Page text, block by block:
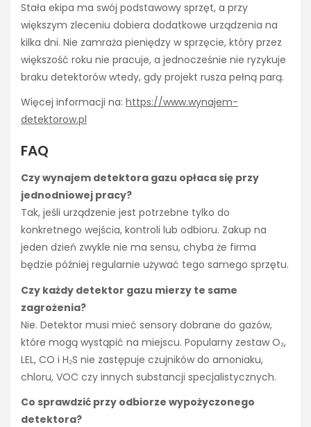
Stała ekipa ma swój podstawowy sprzęt, a przy
większym zleceniu dobiera dodatkowe urządzenia na
kilka dni. Nie zamraża pieniędzy w sprzęcie, który przez
większość roku nie pracuje, a jednocześnie nie ryzykuje
braku detektorów wtedy, gdy projekt rusza pełną parą.
Więcej informacji na: https://www.wynajem-
detektorow.pl
FAQ
Czy wynajem detektora gazu opłaca się przy
jednodniowej pracy?
Tak, jeśli urządzenie jest potrzebne tylko do
konkretnego wejścia, kontroli lub odbioru. Zakup na
jeden dzień zwykle nie ma sensu, chyba że firma
będzie później regularnie używać tego samego sprzętu.
Czy każdy detektor gazu mierzy te same
zagrożenia?
Nie. Detektor musi mieć sensory dobrane do gazów,
które mogą wystąpić na miejscu. Popularny zestaw O₂,
LEL, CO i H₂S nie zastępuje czujników do amoniaku,
chloru, VOC czy innych substancji specjalistycznych.
Co sprawdzić przy odbiorze wypożyczonego
detektora?